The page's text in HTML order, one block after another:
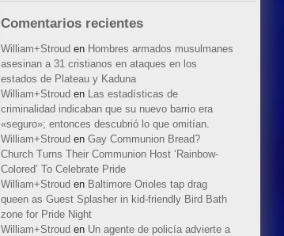
Comentarios recientes
William+Stroud en Hombres armados musulmanes
asesinan a 31 cristianos en ataques en los
estados de Plateau y Kaduna
William+Stroud en Las estadísticas de
criminalidad indicaban que su nuevo barrio era
«seguro»; entonces descubrió lo que omitían.
William+Stroud en Gay Communion Bread?
Church Turns Their Communion Host ‘Rainbow-
Colored’ To Celebrate Pride
William+Stroud en Baltimore Orioles tap drag
queen as Guest Splasher in kid-friendly Bird Bath
zone for Pride Night
William+Stroud en Un agente de policía advierte a